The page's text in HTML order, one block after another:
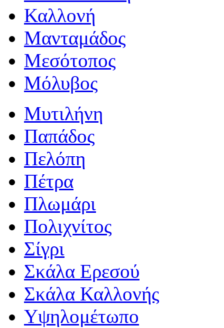
Καλλονή
Μανταμάδος
Μεσότοπος
Μόλυβος
Μυτιλήνη
Παπάδος
Πελόπη
Πέτρα
Πλωμάρι
Πολιχνίτος
Σίγρι
Σκάλα Ερεσού
Σκάλα Καλλονής
Υψηλομέτωπο